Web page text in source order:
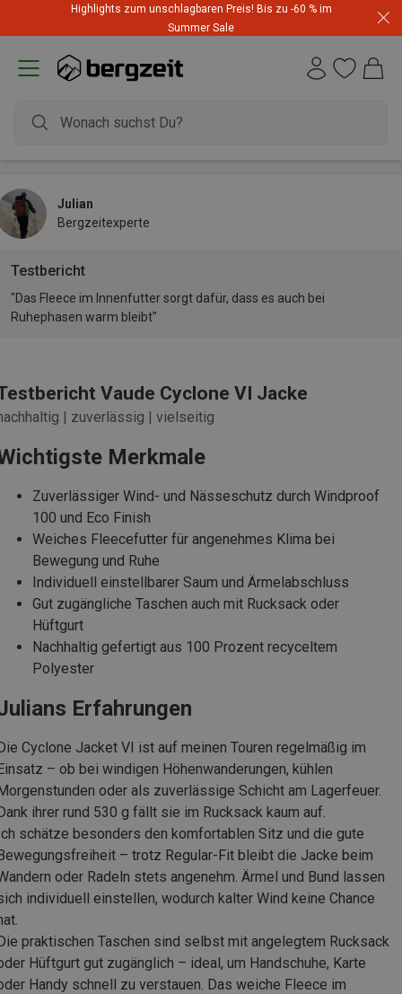
Highlights zum unschlagbaren Preis! Bis zu -60 % im
Summer Sale
Testbericht
Julian
Bergzeitexperte
"Das Fleece im Innenfutter sorgt dafür, dass es auch bei
Ruhephasen warm bleibt"
Vaude Cyclone VI Jacke
| zuverlässig | vielseitig
Merkmale
Zuverlässiger Wind- und Nässeschutz durch Windproof
100 und Eco Finish
Weiches Fleecefutter für angenehmes Klima bei
Bewegung und Ruhe
Individuell einstellbarer Saum und Ärmelabschluss
Gut zugängliche Taschen auch mit Rucksack oder
Hüftgurt
Nachhaltig gefertigt aus 100 Prozent recyceltem
Polyester
Erfahrungen
Cyclone Jacket VI ist auf meinen Touren regelmäßig im
– ob bei windigen Höhenwanderungen, kühlen
oder als zuverlässige Schicht am Lagerfeuer.
ihrer rund 530 g fällt sie im Rucksack kaum auf.
schätze besonders den komfortablen Sitz und die gute
– trotz Regular-Fit bleibt die Jacke beim
oder Radeln stets angenehm. Ärmel und Bund lassen
individuell einstellen, wodurch kalter Wind keine Chance
praktischen Taschen sind selbst mit angelegtem Rucksack
Hüftgurt gut zugänglich – ideal, um Handschuhe, Karte
Handy schnell zu verstauen. Das weiche Fleece im